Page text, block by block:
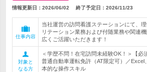
情報更新日：2026/06/02 終了予定日： 2026/11/23
仕事内容
当社運営の訪問看護ステーションにて、
リテーション業務および付随業務や関連
広くご活躍いただきます！
対象と
なる方
＜学歴不問！在宅訪問未経験OK！＞【必
普通自動車運転免許（AT限定可）／Excel
本的な操作スキル